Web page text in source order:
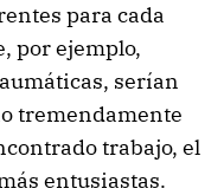
para cada
por ejemplo,
serían
tremendamente
trabajo, el
entusiastas.